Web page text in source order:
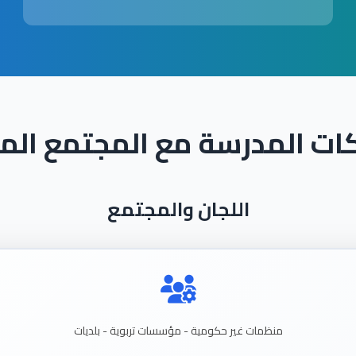
المدرسة مع المجتمع
اللجان والمجتمع
منظماتغيرحكومية - مؤسساتتربوية - بلديات